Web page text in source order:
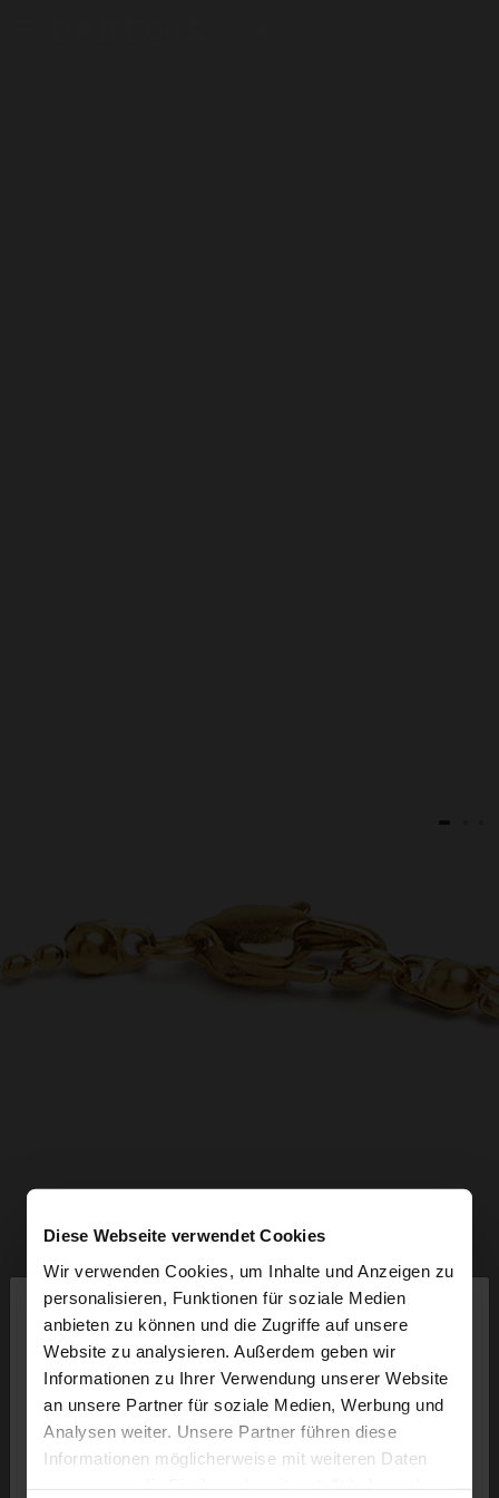
Diese Webseite verwendet Cookies
Wir verwenden Cookies, um Inhalte und Anzeigen zu
personalisieren, Funktionen für soziale Medien
anbieten zu können und die Zugriffe auf unsere
Website zu analysieren. Außerdem geben wir
Informationen zu Ihrer Verwendung unserer Website
an unsere Partner für soziale Medien, Werbung und
Analysen weiter. Unsere Partner führen diese
Informationen möglicherweise mit weiteren Daten
hallo
Sie greifen von Austria auf die Website zu.
Möchten Sie unsere United States Website